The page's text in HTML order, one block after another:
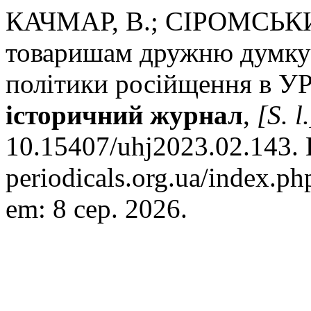
КАЧМАР, В.;
товаришам дружню
політики російщення в
історичний журнал, [S.
10.15407/
periodicals.org.ua/
em: 8 сер. 2026.